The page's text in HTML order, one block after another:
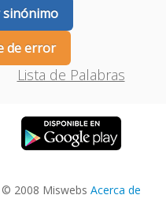
de error
Lista de Palabras
© 2008 Miswebs Acerca de